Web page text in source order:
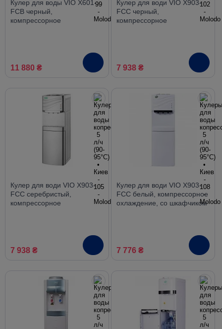
Кулер для воды VIO X601-
FCB черный,
компрессорное
11 880 ₴
Кулер для води VIO X903-
FCC черный,
компрессорное
7 938 ₴
Кулер для води VIO X903-
FCC серебристый,
компрессорное
7 938 ₴
Кулер для води VIO X903-
FCC белый, компрессорное
охлаждение, со шкафчиком
7 776 ₴